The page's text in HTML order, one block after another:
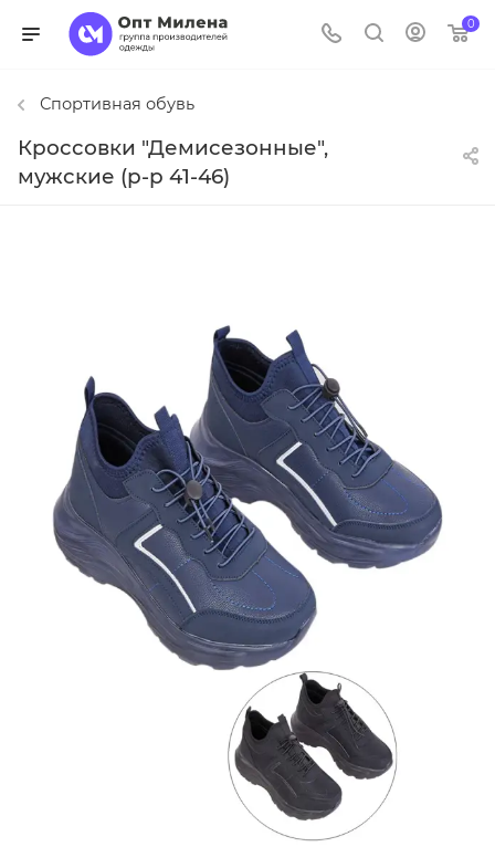
0
Спортивная обувь
Кроссовки "Демисезонные",
мужские (р-р 41-46)